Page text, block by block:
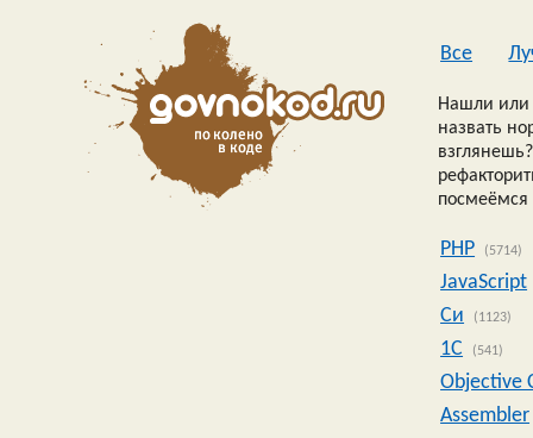
Все
Нашли или
назвать
посмеёмся
PHP (5714)
JavaScript
Си
(1123)
1C (541)
Objective
Assembler